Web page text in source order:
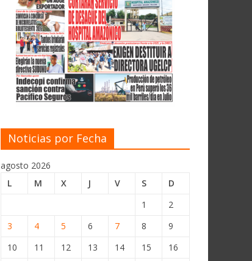
Noticias por Fecha
agosto 2026
L
M X J V S
D
1
2
3
4 5 6 7 8
9
10
11 12 13 14 15
16